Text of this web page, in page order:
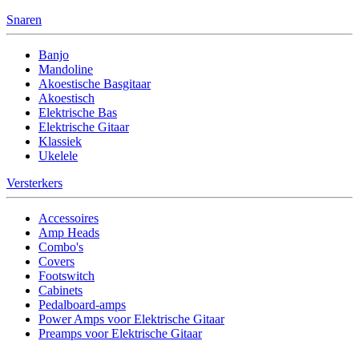
Snaren
Banjo
Mandoline
Akoestische Basgitaar
Akoestisch
Elektrische Bas
Elektrische Gitaar
Klassiek
Ukelele
Versterkers
Accessoires
Amp Heads
Combo's
Covers
Footswitch
Cabinets
Pedalboard-amps
Power Amps voor Elektrische Gitaar
Preamps voor Elektrische Gitaar